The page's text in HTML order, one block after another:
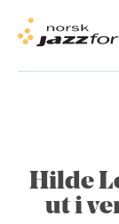
Hilde
ut i